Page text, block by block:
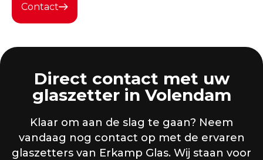
Contact
Direct contact met uw
glaszetter in Volendam
Klaar om aan de slag te gaan? Neem
vandaag nog contact op met de ervaren
glaszetters van Erkamp Glas. Wij staan voor